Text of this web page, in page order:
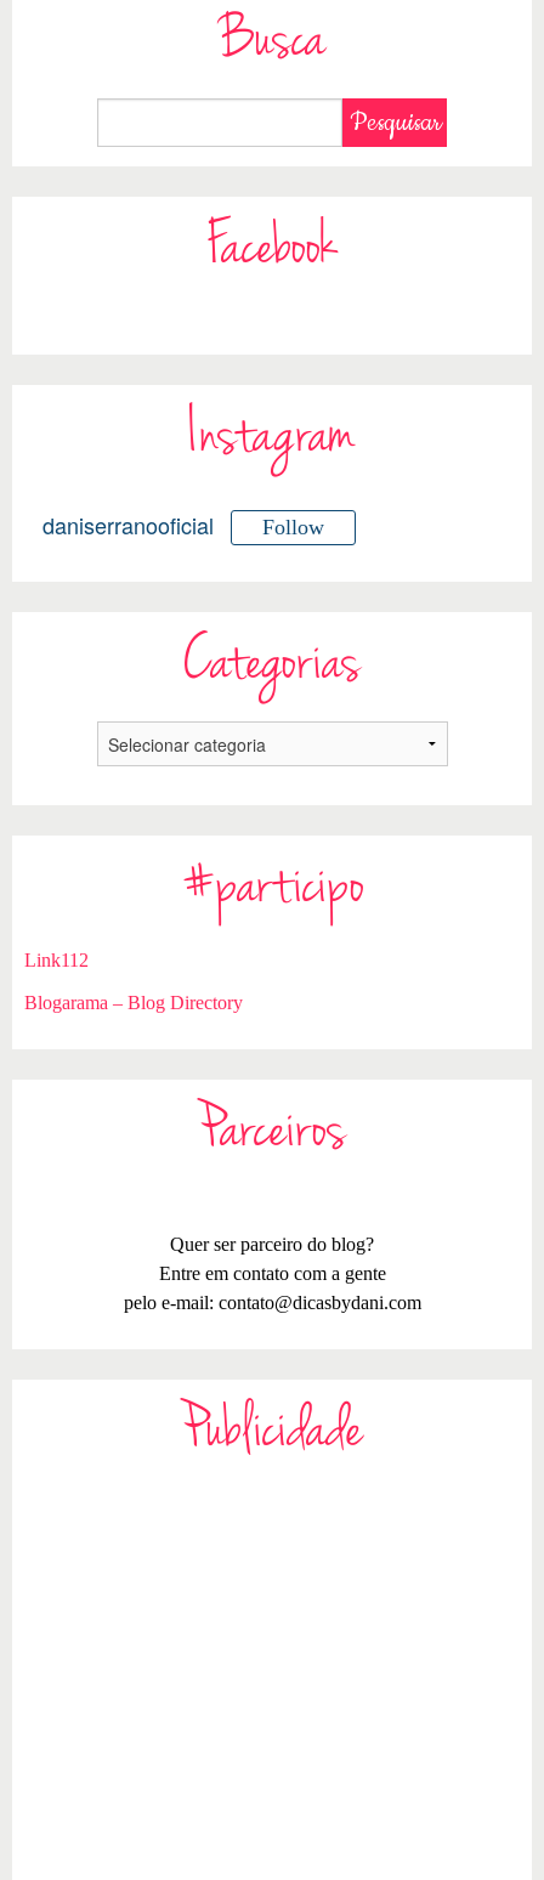
Busca
Facebook
Instagram
daniserranooficial Follow
Categorias
#participo
Link112
Blogarama – Blog Directory
Parceiros
Quer ser parceiro do blog?
Entre em contato com a gente
pelo e-mail: contato@dicasbydani.com
Publicidade